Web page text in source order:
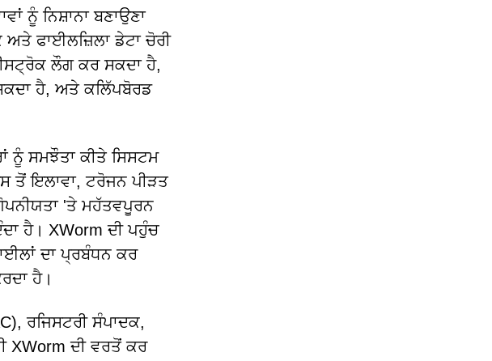
ਨੂੰ ਨਿਸ਼ਾਨਾ ਬਣਾਉਣਾ
ਫਾਈਲਜ਼ਿਲਾ ਡੇਟਾ ਚੋਰੀ
ਲੌਗ ਕਰ ਸਕਦਾ ਹੈ,
ਹੈ, ਅਤੇ ਕਲਿੱਪਬੋਰਡ
ਨੂੰ ਸਮਝੌਤਾ ਕੀਤੇ ਸਿਸਟਮ
ਤੋਂ ਇਲਾਵਾ, ਟਰੋਜਨ ਪੀੜਤ
'ਤੇ ਮਹੱਤਵਪੂਰਨ
ਹੈ। XWorm ਦੀ ਪਹੁੰਚ
ਦਾ ਪ੍ਰਬੰਧਨ ਕਰ
ਹੈ।
ਰਜਿਸਟਰੀ ਸੰਪਾਦਕ,
ਦੀ ਵਰਤੋਂ ਕਰ